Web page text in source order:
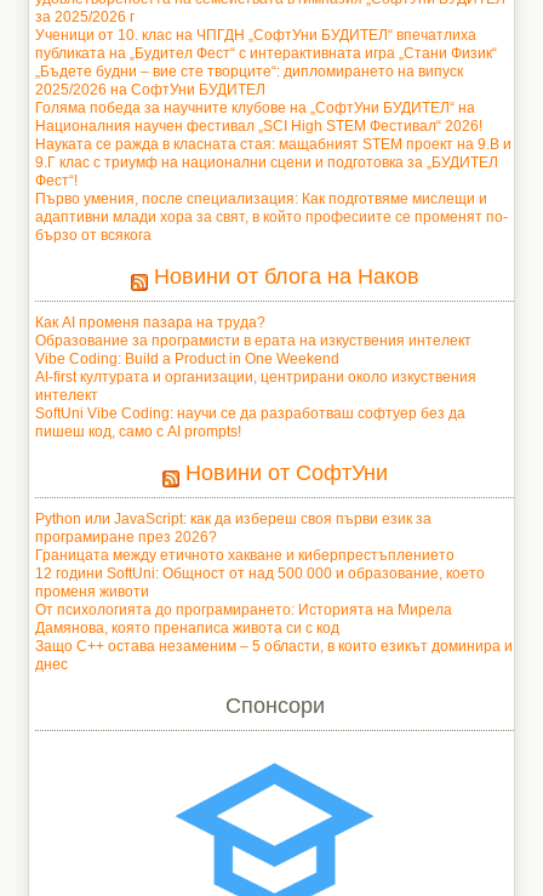
за 2025/2026 г
Ученици от 10. клас на ЧПГДН „СофтУни БУДИТЕЛ“ впечатлиха
публиката на „Будител Фест“ с интерактивната игра „Стани Физик“
„Бъдете будни – вие сте творците“: дипломирането на випуск
2025/2026 на СофтУни БУДИТЕЛ
Голяма победа за научните клубове на „СофтУни БУДИТЕЛ“ на
Националния научен фестивал „SCI High STEM Фестивал“ 2026!
Науката се ражда в класната стая: мащабният STEM проект на 9.В и
9.Г клас с триумф на национални сцени и подготовка за „БУДИТЕЛ
Фест“!
Първо умения, после специализация: Как подготвяме мислещи и
адаптивни млади хора за свят, в който професиите се променят по-
бързо от всякога
Новини от блога на Наков
Как AI променя пазара на труда?
Образование за програмисти в ерата на изкуствения интелект
Vibe Coding: Build a Product in One Weekend
AI-first културата и организации, центрирани около изкуствения
интелект
SoftUni Vibe Coding: научи се да разработваш софтуер без да
пишеш код, само с AI prompts!
Новини от СофтУни
Python или JavaScript: как да избереш своя първи език за
програмиране през 2026?
Границата между етичното хакване и киберпрестъплението
12 години SoftUni: Общност от над 500 000 и образование, което
променя животи
От психологията до програмирането: Историята на Мирела
Дамянова, която пренаписа живота си с код
Защо C++ остава незаменим – 5 области, в които езикът доминира и
днес
Спонсори